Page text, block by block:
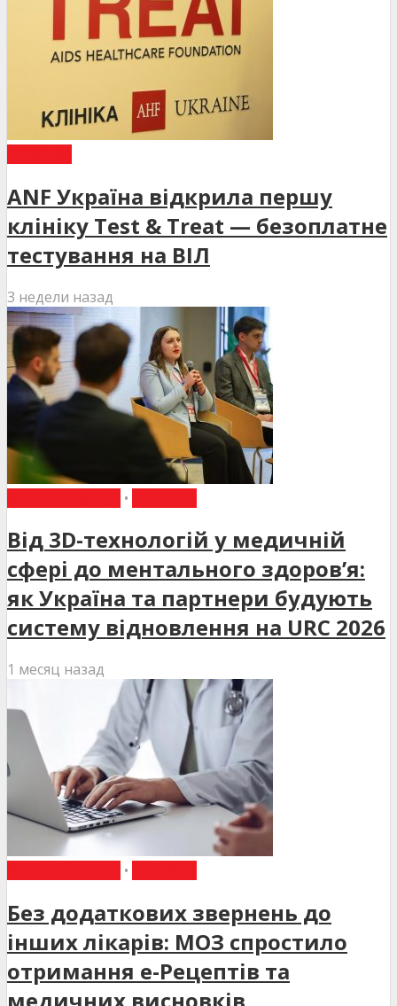
ANF Україна відкрила першу
клініку Test & Treat — безоплатне
тестування на ВІЛ
3 недели назад
•
Від 3D-технологій у медичній
сфері до ментального здоров’я:
як Україна та партнери будують
систему відновлення на URC 2026
1 месяц назад
•
Без додаткових звернень до
інших лікарів: МОЗ спростило
отримання е-Рецептів та